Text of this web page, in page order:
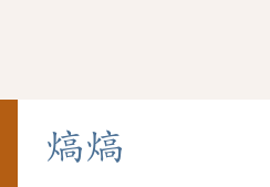
熇熇